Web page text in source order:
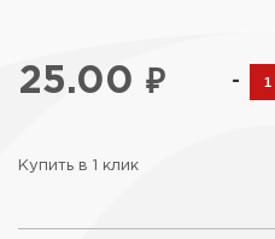
25.00 ₽ -
Купить в 1 клик